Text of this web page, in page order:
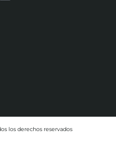
los derechos reservados